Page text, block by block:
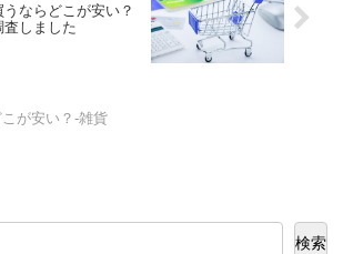
ならどこが安い？
査しました
こが安い？-雑貨
検索